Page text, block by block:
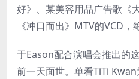
好》、某美容用品广告歌《
《冲口而出》MTV的VCD，
于Eason配合演唱会推出的
前一天面世。单看TiTi